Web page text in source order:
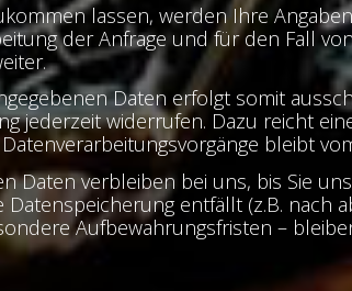
lassen, werden Ihre
der Anfrage und für den Fall
Daten erfolgt somit
jederzeit widerrufen. Dazu reicht
bleibt
Daten verbleiben bei uns, bis Sie
entfällt (z.B. nach
Aufbewahrungsfristen –